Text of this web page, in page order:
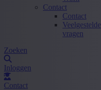
Contact
Contact
Veelgestelde
vragen
Zoeken
Inloggen
Contact